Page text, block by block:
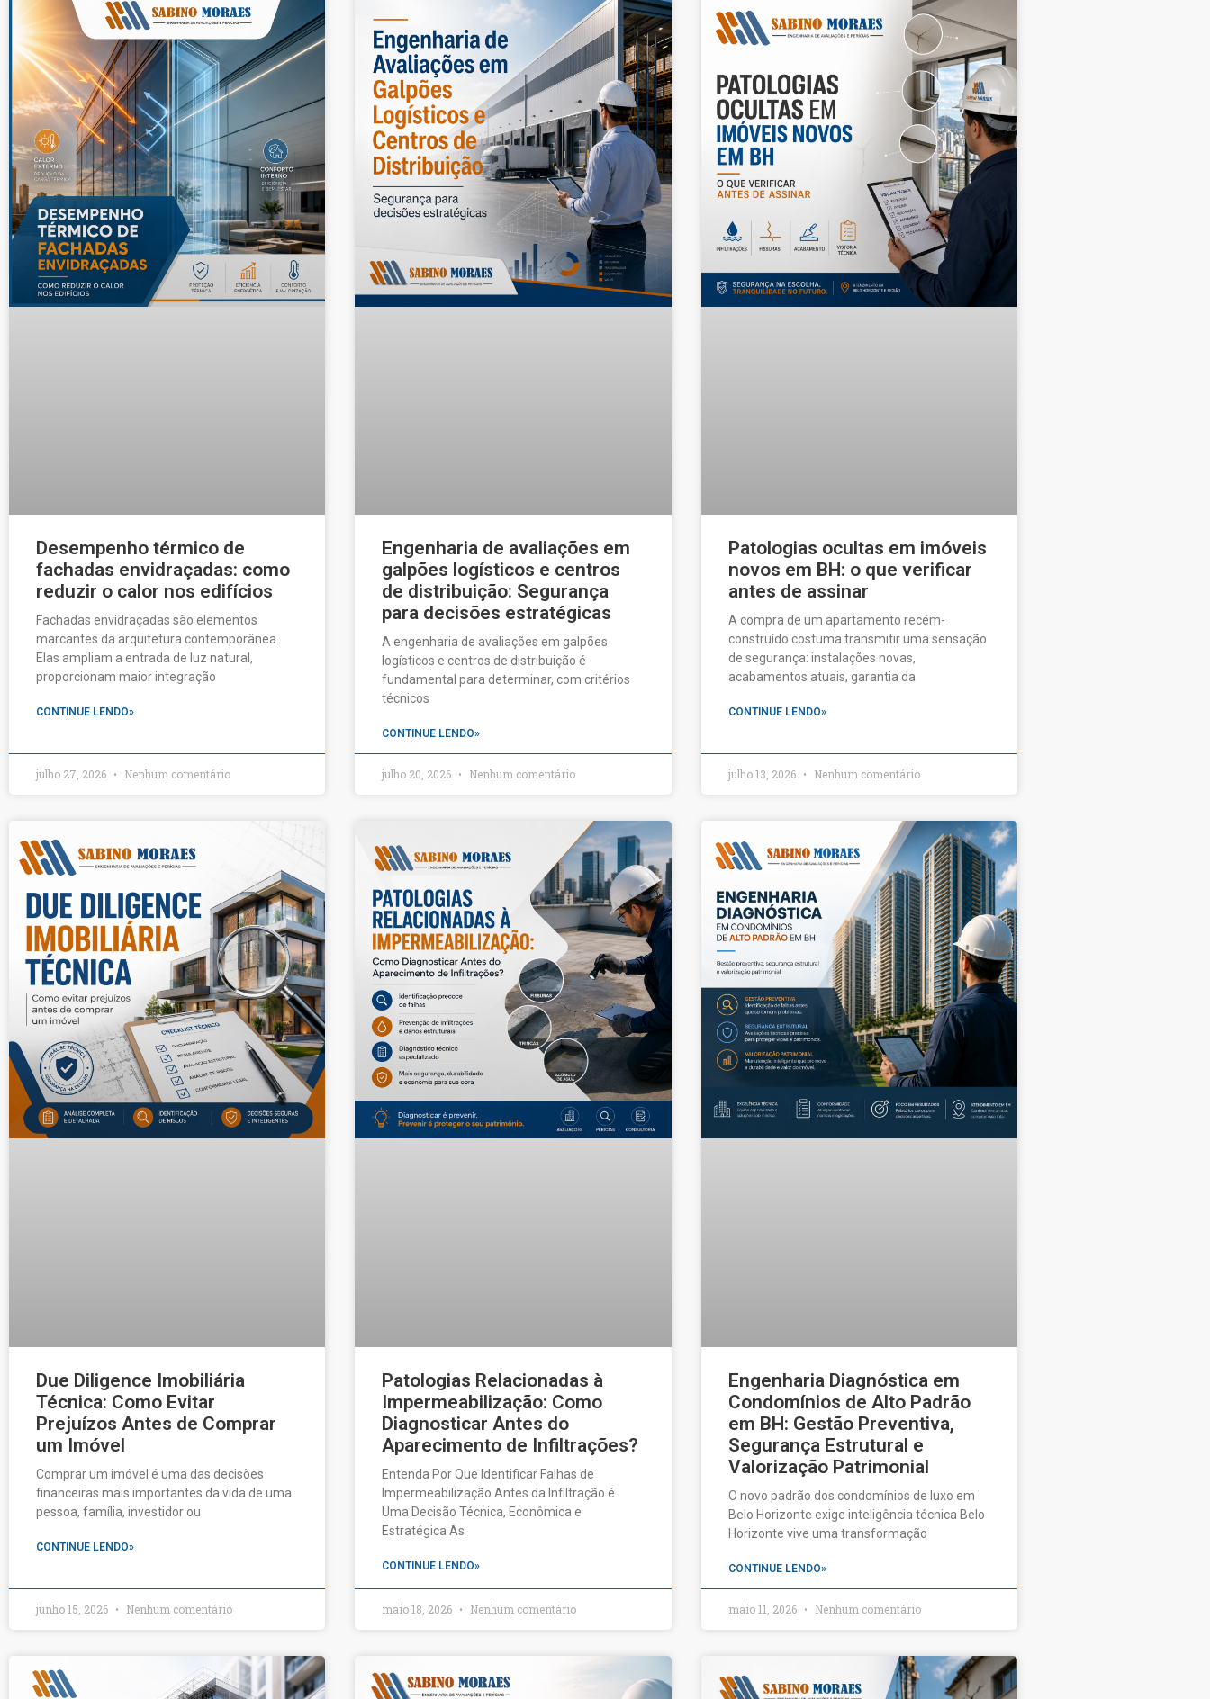
Desempenho térmico de
fachadas envidraçadas: como
reduzir o calor nos edifícios
Fachadas envidraçadas são elementos
marcantes da arquitetura contemporânea.
Elas ampliam a entrada de luz natural,
proporcionam maior integração
CONTINUE LENDO»
julho 27, 2026 Nenhum comentário
Engenharia de avaliações em
galpões logísticos e centros
de distribuição: Segurança
para decisões estratégicas
A engenharia de avaliações em galpões
logísticos e centros de distribuição é
fundamental para determinar, com critérios
técnicos
CONTINUE LENDO»
julho 20, 2026 Nenhum comentário
Patologias ocultas em imóveis
novos em BH: o que verificar
antes de assinar
A compra de um apartamento recém-
construído costuma transmitir uma sensação
de segurança: instalações novas,
acabamentos atuais, garantia da
CONTINUE LENDO»
julho 13, 2026 Nenhum comentário
Due Diligence Imobiliária
Técnica: Como Evitar
Prejuízos Antes de Comprar
um Imóvel
Comprar um imóvel é uma das decisões
financeiras mais importantes da vida de uma
pessoa, família, investidor ou
CONTINUE LENDO»
junho 15, 2026 Nenhum comentário
Patologias Relacionadas à
Impermeabilização: Como
Diagnosticar Antes do
Aparecimento de Infiltrações?
Entenda Por Que Identificar Falhas de
Impermeabilização Antes da Infiltração é
Uma Decisão Técnica, Econômica e
Estratégica As
CONTINUE LENDO»
maio 18, 2026 Nenhum comentário
Engenharia Diagnóstica em
Condomínios de Alto Padrão
em BH: Gestão Preventiva,
Segurança Estrutural e
Valorização Patrimonial
O novo padrão dos condomínios de luxo em
Belo Horizonte exige inteligência técnica Belo
Horizonte vive uma transformação
CONTINUE LENDO»
maio 11, 2026 Nenhum comentário